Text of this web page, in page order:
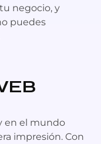
negocio, y
puedes
en el mundo
impresión. Con